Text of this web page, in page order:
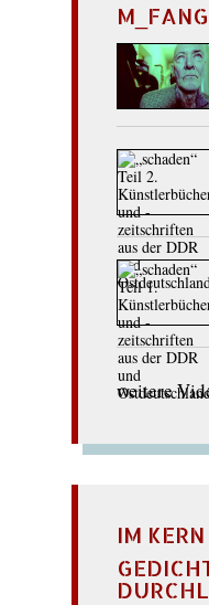
M_FANG
weitere
IM KERN